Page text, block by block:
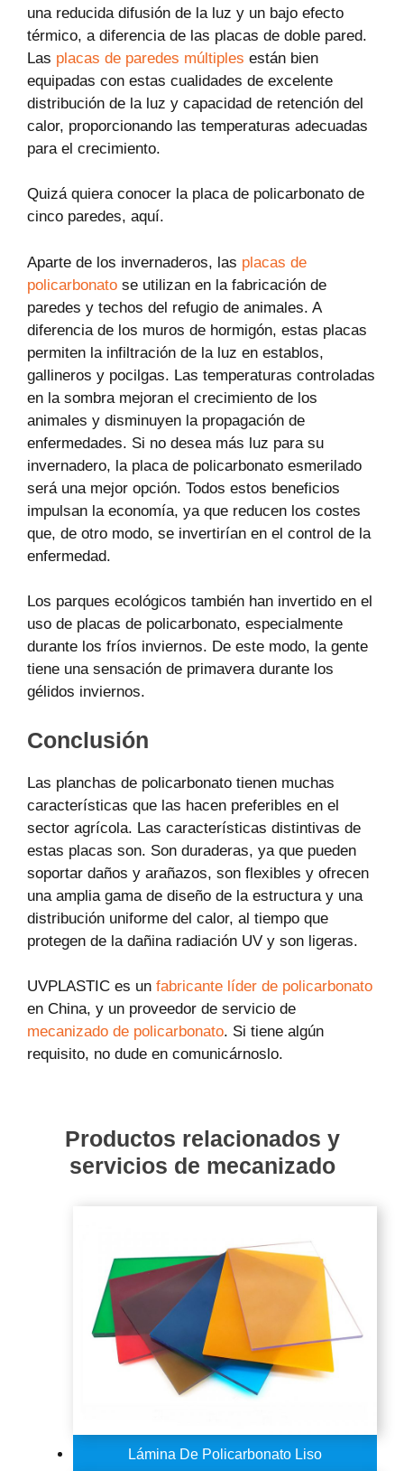
una reducida difusión de la luz y un bajo efecto
térmico, a diferencia de las placas de doble pared.
Las placas de paredes múltiples están bien
equipadas con estas cualidades de excelente
distribución de la luz y capacidad de retención del
calor, proporcionando las temperaturas adecuadas
para el crecimiento.
Quizá quiera conocer la placa de policarbonato de
cinco paredes, aquí.
Aparte de los invernaderos, las placas de
policarbonato se utilizan en la fabricación de
paredes y techos del refugio de animales. A
diferencia de los muros de hormigón, estas placas
permiten la infiltración de la luz en establos,
gallineros y pocilgas. Las temperaturas controladas
en la sombra mejoran el crecimiento de los
animales y disminuyen la propagación de
enfermedades. Si no desea más luz para su
invernadero, la placa de policarbonato esmerilado
será una mejor opción. Todos estos beneficios
impulsan la economía, ya que reducen los costes
que, de otro modo, se invertirían en el control de la
enfermedad.
Los parques ecológicos también han invertido en el
uso de placas de policarbonato, especialmente
durante los fríos inviernos. De este modo, la gente
tiene una sensación de primavera durante los
gélidos inviernos.
Conclusión
Las planchas de policarbonato tienen muchas
características que las hacen preferibles en el
sector agrícola. Las características distintivas de
estas placas son. Son duraderas, ya que pueden
soportar daños y arañazos, son flexibles y ofrecen
una amplia gama de diseño de la estructura y una
distribución uniforme del calor, al tiempo que
protegen de la dañina radiación UV y son ligeras.
UVPLASTIC es un fabricante líder de policarbonato
en China, y un proveedor de servicio de
mecanizado de policarbonato. Si tiene algún
requisito, no dude en comunicárnoslo.
Productos relacionados y
servicios de mecanizado
Lámina De Policarbonato Liso